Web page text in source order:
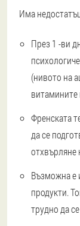
Има
През 1 -ви
(нивото на
витамините
Френската
да се
отхвърляне
Възможна е
продукти.
трудно да